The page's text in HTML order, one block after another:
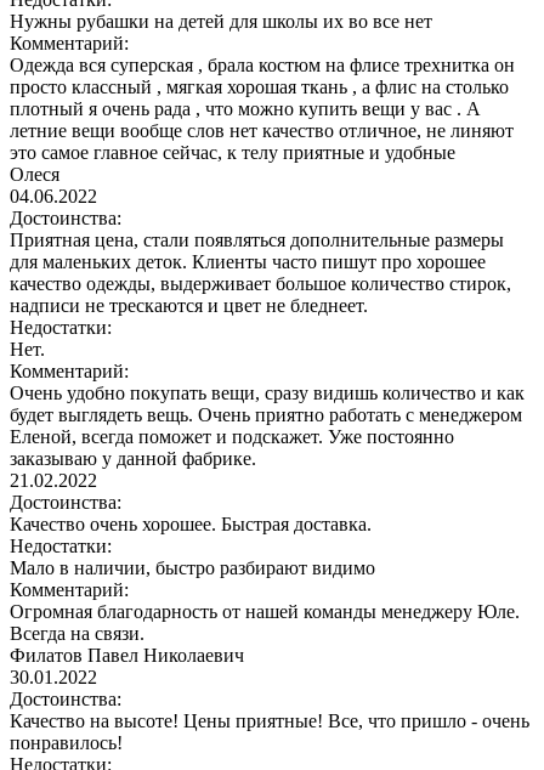
Нужны рубашки на детей для школы их во все нет
Комментарий:
Одежда вся суперская , брала костюм на флисе трехнитка он
просто классный , мягкая хорошая ткань , а флис на столько
плотный я очень рада , что можно купить вещи у вас . А
летние вещи вообще слов нет качество отличное, не линяют
это самое главное сейчас, к телу приятные и удобные
Олеся
04.06.2022
Достоинства:
Приятная цена, стали появляться дополнительные размеры
для маленьких деток. Клиенты часто пишут про хорошее
качество одежды, выдерживает большое количество стирок,
надписи не трескаются и цвет не бледнеет.
Недостатки:
Нет.
Комментарий:
Очень удобно покупать вещи, сразу видишь количество и как
будет выглядеть вещь. Очень приятно работать с менеджером
Еленой, всегда поможет и подскажет. Уже постоянно
заказываю у данной фабрике.
21.02.2022
Достоинства:
Качество очень хорошее. Быстрая доставка.
Недостатки:
Мало в наличии, быстро разбирают видимо
Комментарий:
Огромная благодарность от нашей команды менеджеру Юле.
Всегда на связи.
Филатов Павел Николаевич
30.01.2022
Достоинства:
Качество на высоте! Цены приятные! Все, что пришло - очень
понравилось!
Недостатки: